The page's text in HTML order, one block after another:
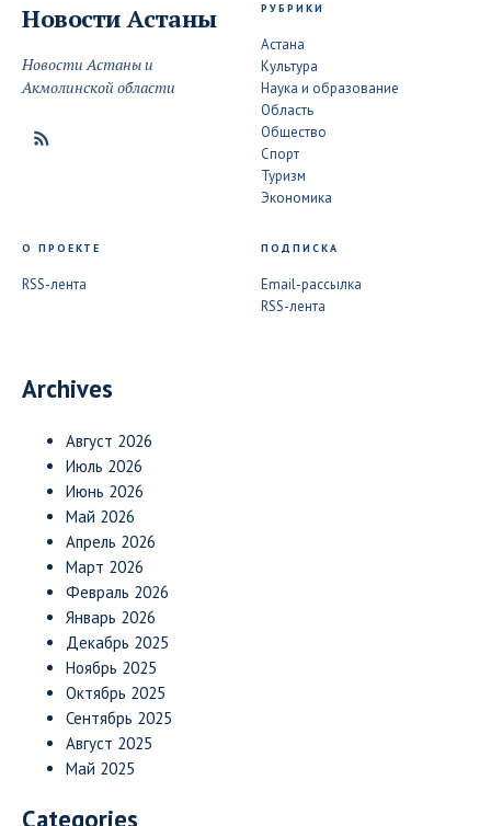
Новости Астаны
Новости Астаны и
Акмолинской области
РУБРИКИ
Астана
Культура
Наука и образование
Область
Общество
Спорт
Туризм
Экономика
О ПРОЕКТЕ
RSS-лента
ПОДПИСКА
Email-рассылка
RSS-лента
Archives
Август 2026
Июль 2026
Июнь 2026
Май 2026
Апрель 2026
Март 2026
Февраль 2026
Январь 2026
Декабрь 2025
Ноябрь 2025
Октябрь 2025
Сентябрь 2025
Август 2025
Май 2025
Categories